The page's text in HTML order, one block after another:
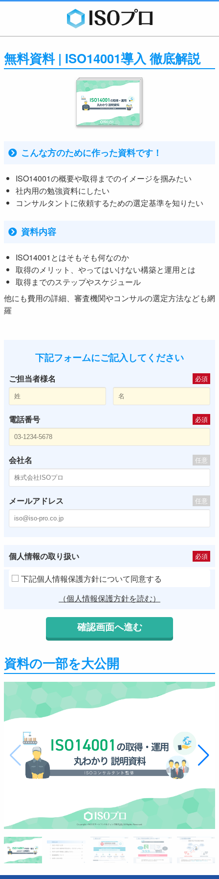
無料資料 | ISO14001導入 徹底解説
こんな方のために作った資料です！
ISO14001の概要や取得までのイメージを掴みたい
社内用の勉強資料にしたい
コンサルタントに依頼するための選定基準を知りたい
資料内容
ISO14001とはそもそも何なのか
取得のメリット、やってはいけない構築と運用とは
取得までのステップやスケジュール
他にも費用の詳細、審査機関やコンサルの選定方法なども網
羅
下記フォームにご記入してください
ご担当者様名 必須
電話番号 必須
会社名 任意
メールアドレス 任意
個人情報の取り扱い 必須
下記個人情報保護方針について同意する
（個人情報保護方針を読む）
資料の一部を大公開